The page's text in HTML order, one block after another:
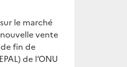
le marché
vente
fin de
de l’ONU